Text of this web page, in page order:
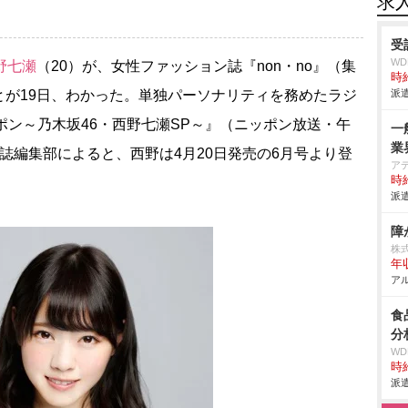
七瀬 （20）が、女性ファッション誌『non・no』（集
19日、わかった。単独パーソナリティを務めたラジ
～乃木坂46・西野七瀬SP～』（ニッポン放送・午
編集部によると、西野は4月20日発売の6月号より登
受
時
派
一
業
ア
時
派
障
株
年
ア
食
分
時
派